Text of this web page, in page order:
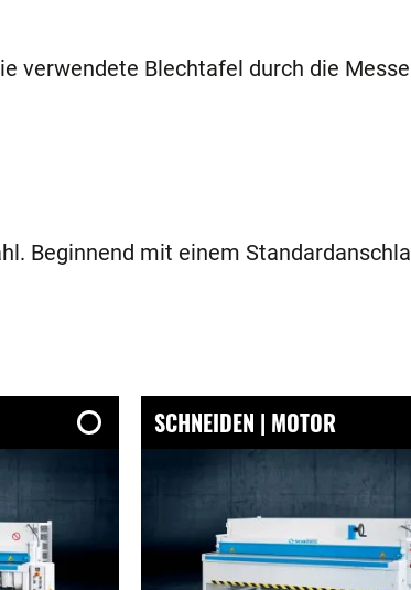
verwendete Blechtafel durch die
Beginnend mit einem
SCHNEIDEN | MOTOR